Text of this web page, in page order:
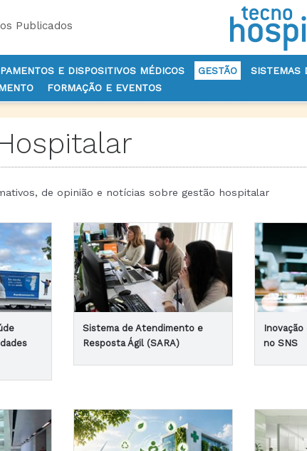
Publicados
E DISPOSITIVOS MÉDICOS GESTÃO SISTEMAS
FORMAÇÃO E EVENTOS
de opinião e notícias sobre gestão hospitalar
Sistema de Atendimento e
Resposta Ágil (SARA)
no SNS